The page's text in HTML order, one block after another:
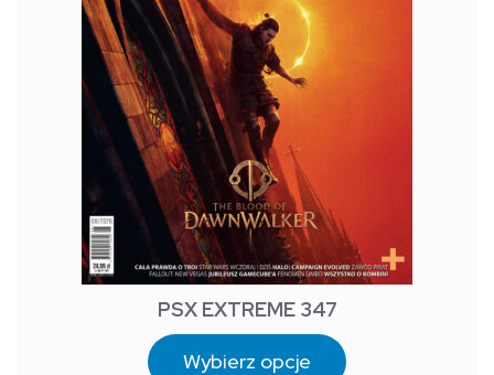
PSX EXTREME 347
Wybierz opcje